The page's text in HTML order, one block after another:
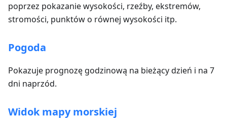
poprzez pokazanie wysokości, rzeźby, ekstremów,
stromości, punktów o równej wysokości itp.
Pogoda
Pokazuje prognozę godzinową na bieżący dzień i na 7
dni naprzód.
Widok mapy morskiej